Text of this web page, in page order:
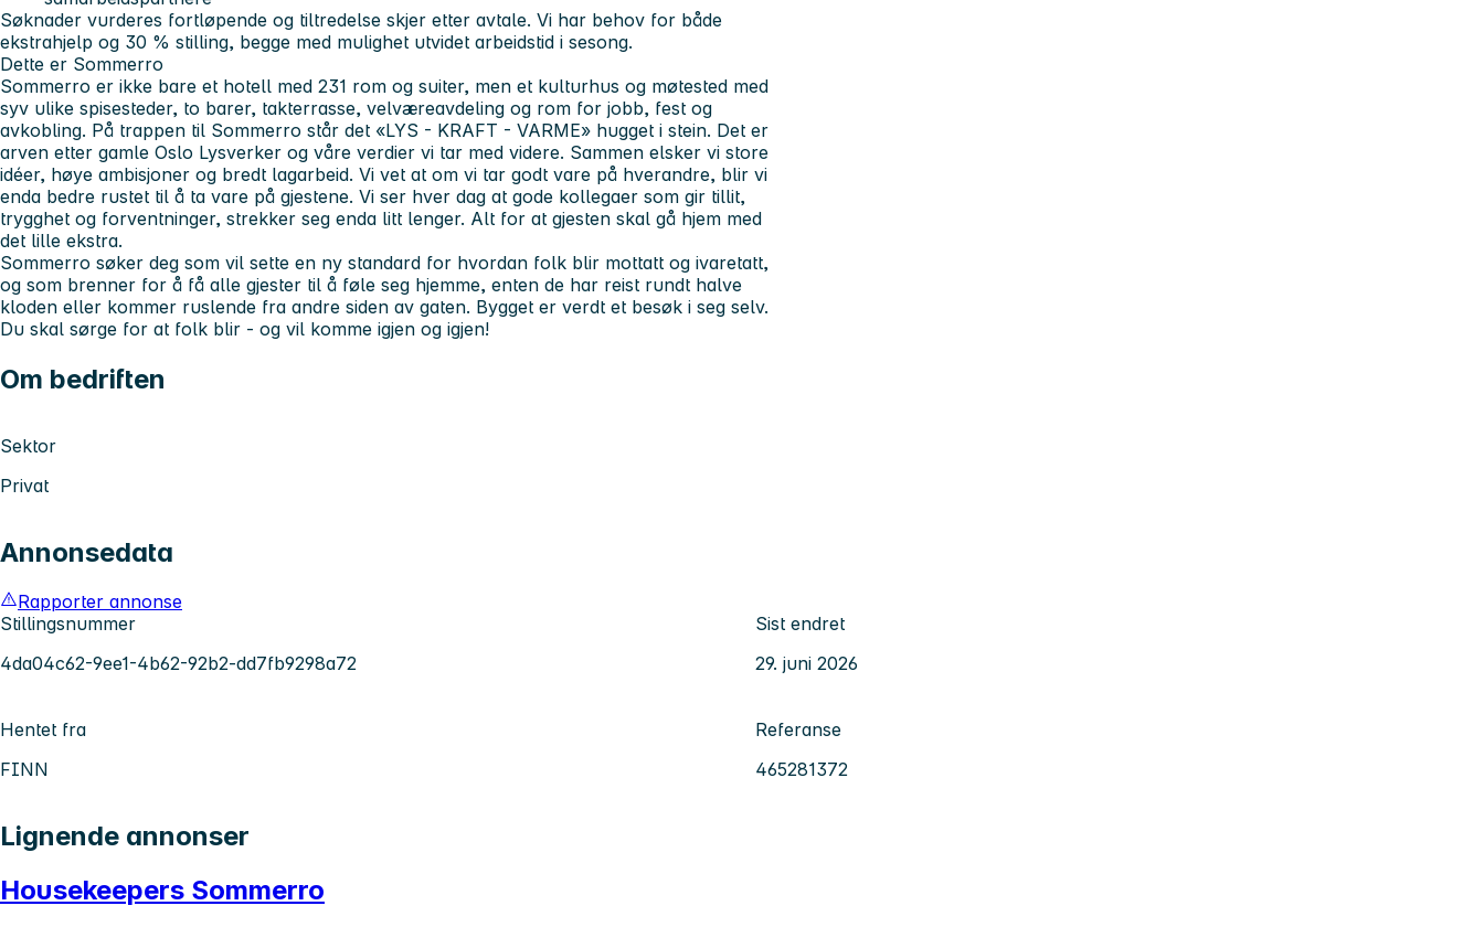
Søknader vurderes fortløpende og tiltredelse skjer etter avtale. Vi har behov for både
ekstrahjelp og 30 % stilling, begge med mulighet utvidet arbeidstid i sesong.
Dette er Sommerro
Sommerro er ikke bare et hotell med 231 rom og suiter, men et kulturhus og møtested med
syv ulike spisesteder, to barer, takterrasse, velværeavdeling og rom for jobb, fest og
avkobling. På trappen til Sommerro står det «LYS - KRAFT - VARME» hugget i stein. Det er
arven etter gamle Oslo Lysverker og våre verdier vi tar med videre. Sammen elsker vi store
idéer, høye ambisjoner og bredt lagarbeid. Vi vet at om vi tar godt vare på hverandre, blir vi
enda bedre rustet til å ta vare på gjestene. Vi ser hver dag at gode kollegaer som gir tillit,
trygghet og forventninger, strekker seg enda litt lenger. Alt for at gjesten skal gå hjem med
det lille ekstra.
Sommerro søker deg som vil sette en ny standard for hvordan folk blir mottatt og ivaretatt,
og som brenner for å få alle gjester til å føle seg hjemme, enten de har reist rundt halve
kloden eller kommer ruslende fra andre siden av gaten. Bygget er verdt et besøk i seg selv.
Du skal sørge for at folk blir - og vil komme igjen og igjen!
Om bedriften
Sektor
Privat
Annonsedata
Rapporter annonse
Stillingsnummer
4da04c62-9ee1-4b62-92b2-dd7fb9298a72
Sist endret
29. juni 2026
Hentet fra
FINN
Referanse
465281372
Lignende annonser
Housekeepers Sommerro